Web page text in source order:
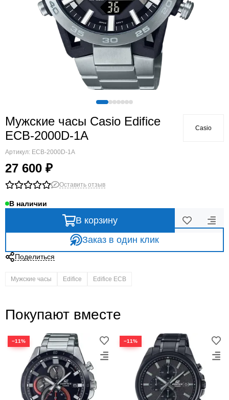
Мужские часы Casio Edifice
ECB-2000D-1A
Артикул: ECB-2000D-1A
27 600 ₽
Casio
Оставить отзыв
В наличии
В корзину
Заказ в один клик
Поделиться
Мужские часы Edifice Edifice ECB
Покупают вместе
−11% −11%